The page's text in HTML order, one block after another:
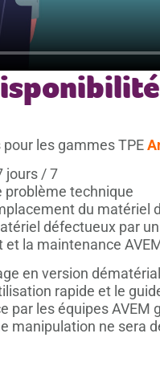
les gammes TPE
jours / 7
problème technique
du matériel
défectueux par
et la maintenance
en version
rapide et le
par les équipes
manipulation ne